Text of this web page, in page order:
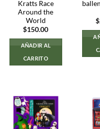
Kratts Race
Around the
World
$150.00
AÑADIR AL
CARRITO
$